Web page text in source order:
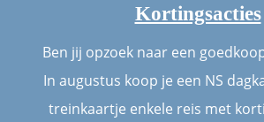
Kortingsacties
Ben jij opzoek naar een
In augustus koop je een NS
treinkaartje enkele reis met